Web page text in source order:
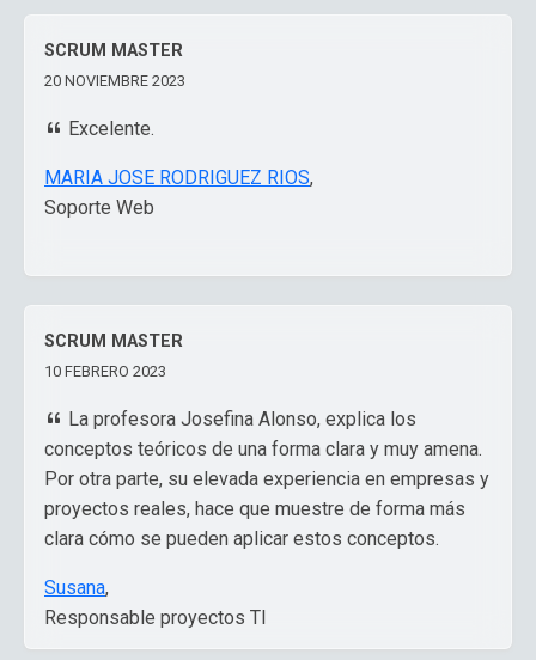
SCRUM MASTER
20 NOVIEMBRE 2023
Excelente.
MARIA JOSE RODRIGUEZ RIOS,
Soporte Web
SCRUM MASTER
10 FEBRERO 2023
La profesora Josefina Alonso, explica los
conceptos teóricos de una forma clara y muy amena.
Por otra parte, su elevada experiencia en empresas y
proyectos reales, hace que muestre de forma más
clara cómo se pueden aplicar estos conceptos.
Susana,
Responsable proyectos TI